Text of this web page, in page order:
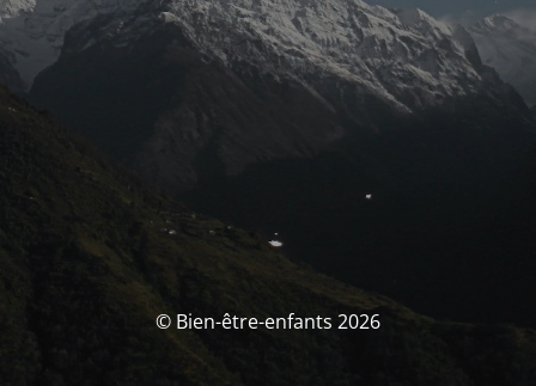
© Bien-être-enfants 2026